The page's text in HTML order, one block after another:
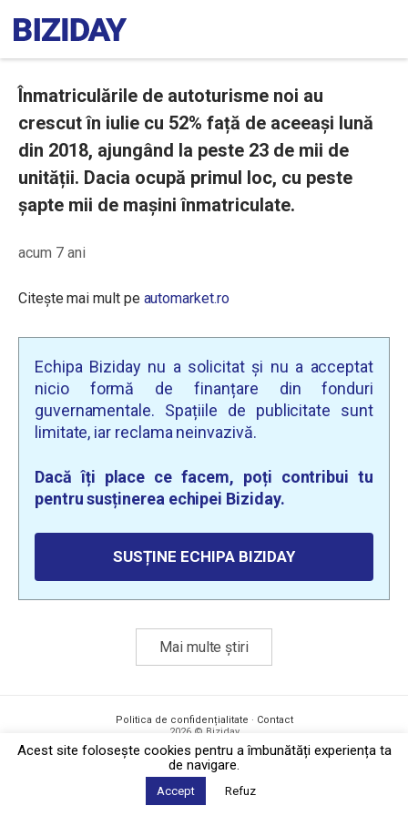
Înmatriculările de autoturisme noi au
crescut în iulie cu 52% față de aceeași lună
din 2018, ajungând la peste 23 de mii de
unității. Dacia ocupă primul loc, cu peste
șapte mii de mașini înmatriculate.
acum 7 ani
Citește mai mult pe automarket.ro
Echipa Biziday nu a solicitat și nu a acceptat
nicio formă de finanțare din fonduri
guvernamentale. Spațiile de publicitate sunt
limitate, iar reclama neinvazivă.
Dacă îți place ce facem, poți contribui tu
pentru susținerea echipei Biziday.
SUSȚINE ECHIPA BIZIDAY
Mai multe știri
Politica de confidențialitate · Contact
2026 © Biziday
Acest site foloseşte cookies pentru a îmbunătăți experiența ta
de navigare.
Accept Refuz